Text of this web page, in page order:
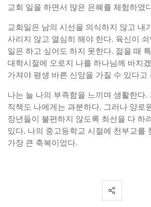
교회 일을 하면서 많은 은혜를 체험하였
교회일은 남의 시선을 의식하지 않고 내
사리지 않고 열심히 해야 한다. 육신이
일은 하고 싶어도 하지 못한다. 젊을 때
대학시절에 오로지 나를 하나님께 바치
가져야 평생 바른 신앙을 가질 수 있다고
나는 늘 나의 부족함을 느끼며 생활한다.
직책도 나에게는 과분하다. 그러나 양로
장년들이 불편하지 않도록 최선을 다 하
있다. 나의 중고등학교 시절에 천부교를
가장 큰 축복이었다.